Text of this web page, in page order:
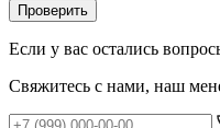
Проверить
Если у вас остались
Свяжитесь с нами, наш